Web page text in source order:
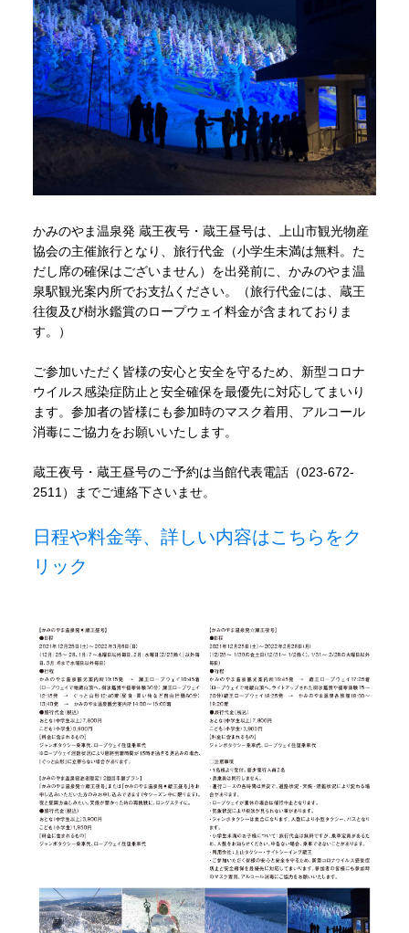
かみのやま温泉発 蔵王夜号・蔵王昼号は、上山市観光物産
協会の主催旅行となり、旅行代金（小学生未満は無料。た
だし席の確保はございません）を出発前に、かみのやま温
泉駅観光案内所でお支払ください。（旅行代金には、蔵王
往復及び樹氷鑑賞のロープウェイ料金が含まれておりま
す。）
ご参加いただく皆様の安心と安全を守るため、新型コロナ
ウイルス感染症防止と安全確保を最優先に対応してまいり
ます。参加者の皆様にも参加時のマスク着用、アルコール
消毒にご協力をお願いいたします。
蔵王夜号・蔵王昼号のご予約は当館代表電話（023-672-
2511）までご連絡下さいませ。
日程や料金等、詳しい内容はこちらをク
リック